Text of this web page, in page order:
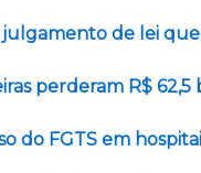
julgamento de lei
perderam R$
do FGTS em